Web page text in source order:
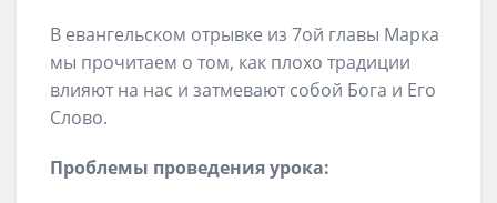
В евангельском отрывке из 7ой главы Марка
мы прочитаем о том, как плохо традиции
влияют на нас и затмевают собой Бога и Его
Слово.
Проблемы проведения урока: